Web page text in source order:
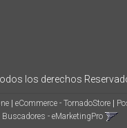
los derechos
eCommerce - TornadoStore
Buscadores - eMarketingPro